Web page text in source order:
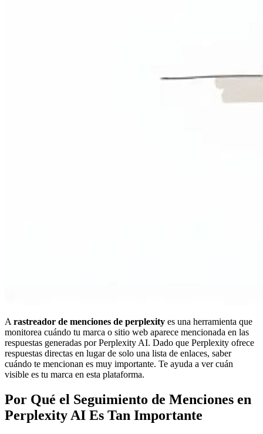
A rastreador de menciones de perplexity es una herramienta que
monitorea cuándo tu marca o sitio web aparece mencionada en las
respuestas generadas por Perplexity AI. Dado que Perplexity ofrece
respuestas directas en lugar de solo una lista de enlaces, saber
cuándo te mencionan es muy importante. Te ayuda a ver cuán
visible es tu marca en esta plataforma.
Por Qué el Seguimiento de Menciones en
Perplexity AI Es Tan Importante